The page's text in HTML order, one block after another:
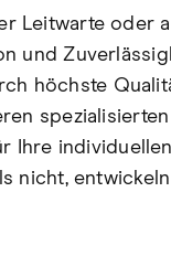
Leitwarte oder
und
höchste
Ihre
nicht,